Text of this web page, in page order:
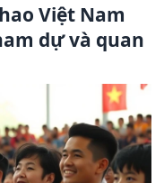
Việt Nam
dự và quan